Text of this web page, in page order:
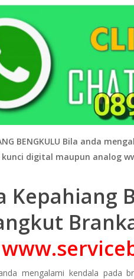
BENGKULU Bila anda
digital maupun analog
Kepahiang
mengalami kendala pada